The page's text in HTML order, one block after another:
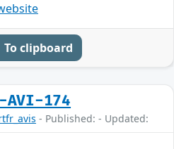
To clipboard
AVI-174
- Published: - Updated: